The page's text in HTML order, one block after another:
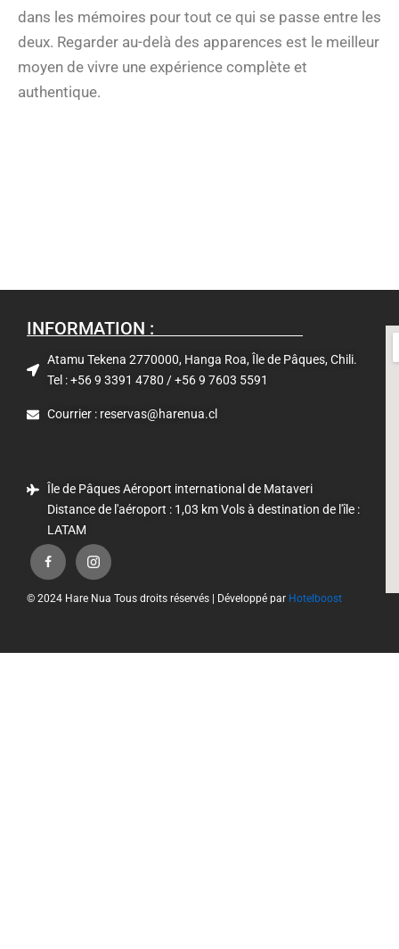
dans les mémoires pour tout ce qui se passe entre les
deux. Regarder au-delà des apparences est le meilleur
moyen de vivre une expérience complète et
authentique.
INFORMATION :
Atamu Tekena 2770000, Hanga Roa, Île de Pâques, Chili.
Tel : +56 9 3391 4780 / +56 9 7603 5591
Courrier : reservas@harenua.cl
Île de Pâques Aéroport international de Mataveri
Distance de l'aéroport : 1,03 km Vols à destination de l'île :
LATAM
© 2024 Hare Nua Tous droits réservés | Développé par Hotelboost